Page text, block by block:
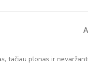
tačiau plonas ir